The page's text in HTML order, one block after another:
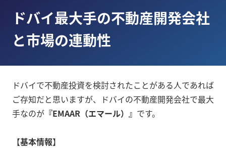
ドバイ最大手の不動産開発会社
と市場の連動性
ドバイで不動産投資を検討されたことがある人であれば
ご存知だと思いますが、ドバイの不動産開発会社で最大
手なのが 『EMAAR（エマール）』 です。
【基本情報】